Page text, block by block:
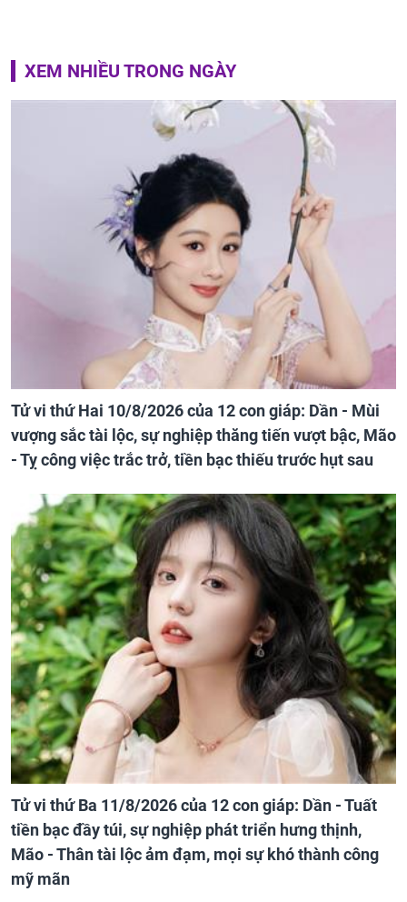
XEM NHIỀU TRONG NGÀY
Tử vi thứ Hai 10/8/2026 của 12 con giáp: Dần - Mùi
vượng sắc tài lộc, sự nghiệp thăng tiến vượt bậc, Mão
- Tỵ công việc trắc trở, tiền bạc thiếu trước hụt sau
Tử vi thứ Ba 11/8/2026 của 12 con giáp: Dần - Tuất
tiền bạc đầy túi, sự nghiệp phát triển hưng thịnh,
Mão - Thân tài lộc ảm đạm, mọi sự khó thành công
mỹ mãn